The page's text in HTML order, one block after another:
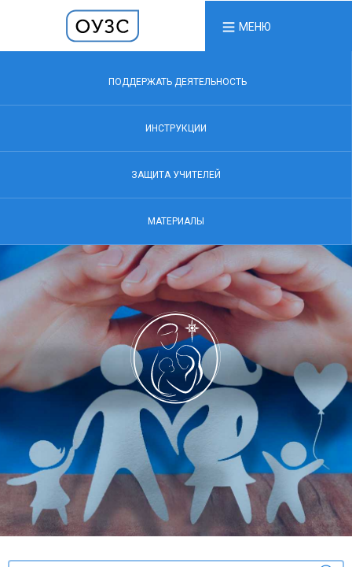
МЕНЮ
ПОДДЕРЖАТЬ ДЕЯТЕЛЬНОСТЬ
ИНСТРУКЦИИ
ЗАЩИТА УЧИТЕЛЕЙ
МАТЕРИАЛЫ